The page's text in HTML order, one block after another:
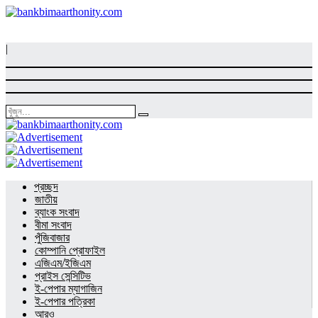
|
প্রচ্ছদ
জাতীয়
ব্যাংক সংবাদ
বীমা সংবাদ
পুঁজিবাজার
কোম্পানি প্রোফাইল
এজিএম/ইজিএম
প্রাইস সেন্সিটিভ
ই-পেপার ম্যাগাজিন
ই-পেপার পত্রিকা
আরও